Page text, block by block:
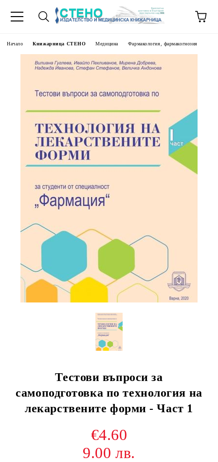
Начало Книжарница СТЕНО Медицина Фармакология, фармакогнозия
Тестови въпроси за
самоподготовка по технология на
лекарствените форми - Част 1
€4.60
9.00 лв.